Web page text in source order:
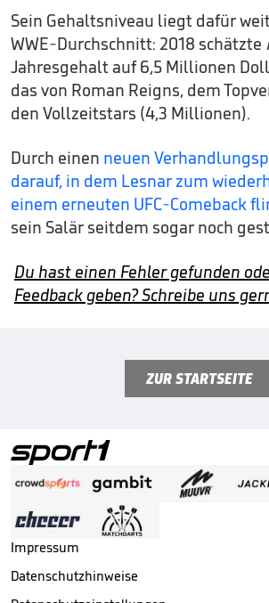
Sein Gehaltsniveau liegt dafür
WWE-Durchschnitt: 2018 schätzte
Jahresgehalt auf 6,5 Millionen
das von Roman Reigns, dem
den Vollzeitstars (4,3 Millionen).
Durch einen neuen
darauf, in dem Lesnar zum
einem erneuten UFC-Comeback
sein Salär seitdem sogar noch
Du hast einen Fehler gefunden
Feedback geben? Schreibe uns
ZUR STARTSEITE
Impressum
Datenschutzhinweise